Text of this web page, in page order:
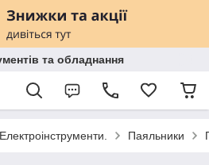
та обладнання
Електроінструменти. Паяльники